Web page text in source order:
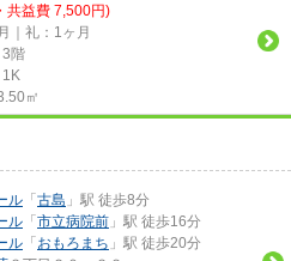
共益費 7,500円)
｜礼：1ヶ月
3階
1K
㎡
ル 「 古島 」駅 徒歩8分
ル 「 市立病院前 」駅 徒歩16分
ル 「 おもろまち 」駅 徒歩20分